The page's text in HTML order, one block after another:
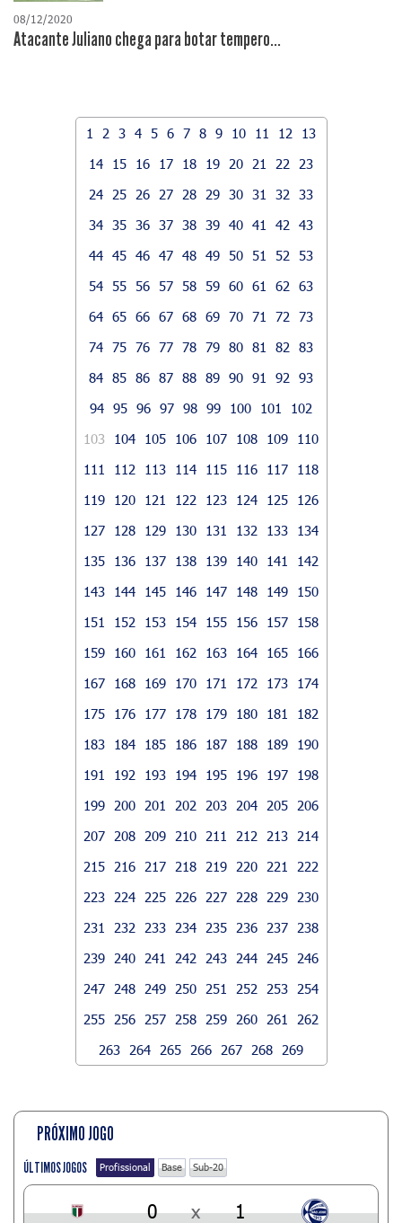
08/12/2020
Atacante Juliano chega para botar tempero...
1 2 3 4 5 6 7 8 9 10 11 12
13
14
15 16 17 18 19 20 21 22
23
24
25 26 27 28 29 30 31 32
33
34 35 36 37 38 39 40 41 42
43
44 45 46 47 48 49 50 51 52
53
54 55 56 57 58 59 60 61 62
63
64 65 66 67 68 69 70 71 72
73
74 75 76 77 78 79 80 81 82
83
84 85 86 87 88 89 90 91 92
93
94 95 96 97 98 99 100 101
102
103
104 105 106 107 108 109
110
111
112 113 114 115 116 117
118
119
120 121 122 123 124 125
126
127
128 129 130 131 132 133
134
135
136 137 138 139 140 141
142
143
144 145 146 147 148 149
150
151
152 153 154 155 156 157
158
159
160 161 162 163 164 165
166
167
168 169 170 171 172 173
174
175
176 177 178 179 180 181
182
183
184 185 186 187 188 189
190
191
192 193 194 195 196 197
198
199
200 201 202 203 204 205
206
207
208 209 210 211 212 213
214
215
216 217 218 219 220 221
222
223
224 225 226 227 228 229
230
231
232 233 234 235 236 237
238
239
240 241 242 243 244 245
246
247
248 249 250 251 252 253
254
255
256 257 258 259 260 261
262
263
264 265 266 267 268 269
PRÓXIMO JOGO
ÚLTIMOS JOGOS Profissional Base Sub-20
0 x 1